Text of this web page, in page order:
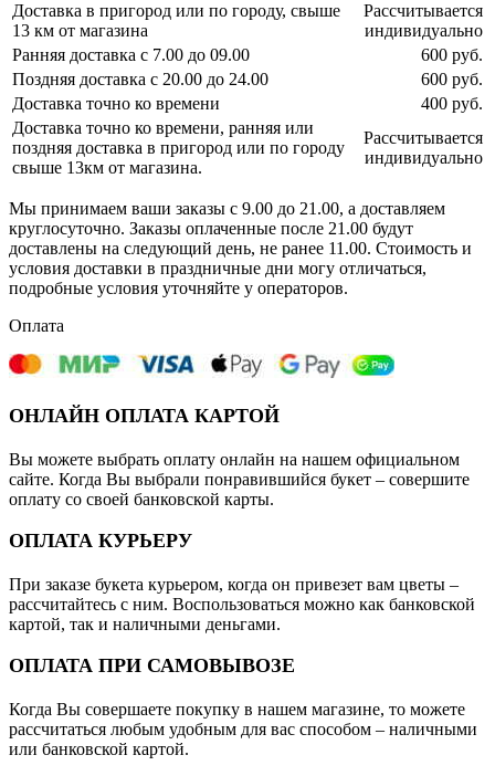
Доставка в пригород или по городу, свыше
13 км от магазина
Рассчитывается
индивидуально
Ранняя доставка с 7.00 до 09.00
600 руб.
Поздняя доставка с 20.00 до 24.00
600 руб.
Доставка точно ко времени
400 руб.
Доставка точно ко времени, ранняя или
поздняя доставка в пригород или по городу
свыше 13км от магазина.
Рассчитывается
индивидуально
Мы принимаем ваши заказы с 9.00 до 21.00, а доставляем
круглосуточно. Заказы оплаченные после 21.00 будут
доставлены на следующий день, не ранее 11.00. Стоимость и
условия доставки в праздничные дни могу отличаться,
подробные условия уточняйте у операторов.
Оплата
ОНЛАЙН ОПЛАТА КАРТОЙ
Вы можете выбрать оплату онлайн на нашем официальном
сайте. Когда Вы выбрали понравившийся букет – совершите
оплату со своей банковской карты.
ОПЛАТА КУРЬЕРУ
При заказе букета курьером, когда он привезет вам цветы –
рассчитайтесь с ним. Воспользоваться можно как банковской
картой, так и наличными деньгами.
ОПЛАТА ПРИ САМОВЫВОЗЕ
Когда Вы совершаете покупку в нашем магазине, то можете
рассчитаться любым удобным для вас способом – наличными
или банковской картой.